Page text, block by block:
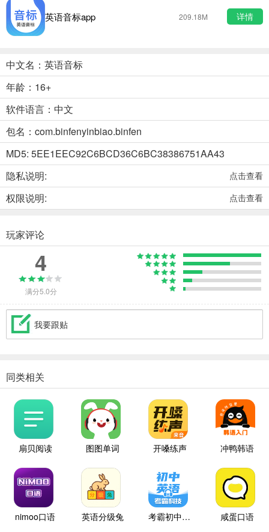
英语音标app 209.18M 详情
中文名：英语音标
年龄：16+
软件语言：中文
包名：com.binfenyinbiao.binfen
MD5: 5EE1EEC92C6BCD36C6BC38386751AA43
隐私说明:
点击查看
权限说明: 点击查看
玩家评论
4
满分5.0分
我要跟贴
同类相关
扇贝阅读 图图单词 开嗓练声 冲鸭韩语
nimoo口语 英语分级兔 考霸初中英语 咸蛋口语